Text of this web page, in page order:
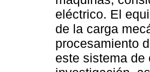
eléctrico. El
de la carga
procesamiento
este sistema de